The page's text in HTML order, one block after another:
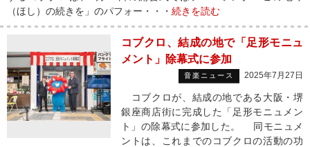
（ほし）の続きを」のパフォー・・・ 続きを読む
コブクロ、結成の地で「足形モニュ
メント」除幕式に参加
音楽ニュース 2025年7月27日
コブクロが、結成の地である大阪・堺
銀座商店街に完成した「足形モニュメン
ト」の除幕式に参加した。 同モニュメ
ントは、これまでのコブクロの活動の功